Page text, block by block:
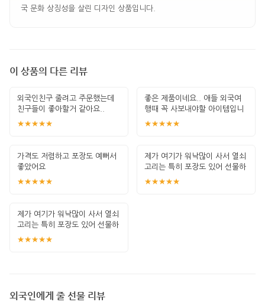
국 문화 상징성을 살린 디자인 상품입니다.
이 상품의 다른 리뷰
외국인친구 줄려고 주문했는데
친구들이 좋아할거 같아요..
★★★★★
좋은 제품이네요.. 애들 외국여
행때 꼭 사보내야할 아이템입니
다. 잘 썻습
★★★★★
가격도 저렴하고 포장도 예뻐서
좋았어요
★★★★★
제가 여기가 워낙많이 사서 열쇠
고리는 특히 포장도 있어 선물하
기 좋고 퀄
★★★★★
제가 여기가 워낙많이 사서 열쇠
고리는 특히 포장도 있어 선물하
기 좋고 퀄
★★★★★
외국인에게 줄 선물 리뷰